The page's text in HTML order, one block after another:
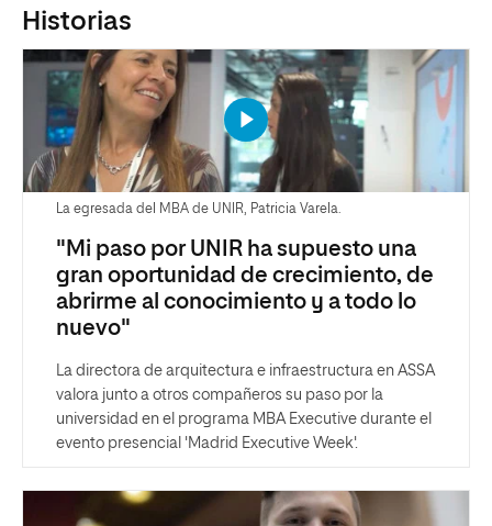
Historias
La egresada del MBA de UNIR, Patricia Varela.
"Mi paso por UNIR ha supuesto una
gran oportunidad de crecimiento, de
abrirme al conocimiento y a todo lo
nuevo"
La directora de arquitectura e infraestructura en ASSA
valora junto a otros compañeros su paso por la
universidad en el programa MBA Executive durante el
evento presencial 'Madrid Executive Week'.